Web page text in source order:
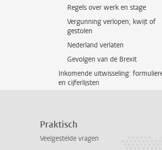
Regels over werk en stage
Vergunning verlopen, kwijt of
gestolen
Nederland verlaten
Gevolgen van de Brexit
Inkomende uitwisseling:
en cijferlijsten
Praktisch
Veelgestelde vragen